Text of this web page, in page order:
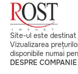
Site-ul este
Vizualizarea
disponibile numai
DESPRE COMPANIE